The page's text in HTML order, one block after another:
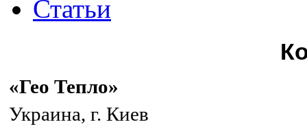
Статьи
«Гео Тепло»
Украина, г. Киев